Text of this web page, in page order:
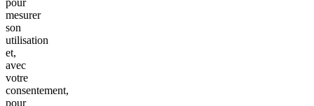
pour
mesurer
son
utilisation
et,
avec
votre
consentement,
pour